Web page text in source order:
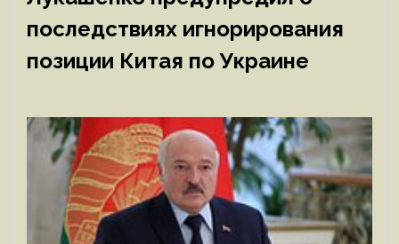
последствиях игнорирования
позиции Китая по Украине